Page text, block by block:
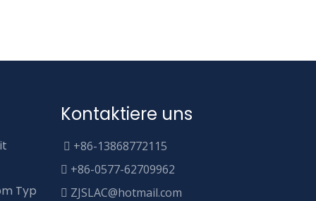
Typ
Kontaktiere uns
 +86-13868772115
 +86-0577-62709962
 ZJSLAC@hotmail.com